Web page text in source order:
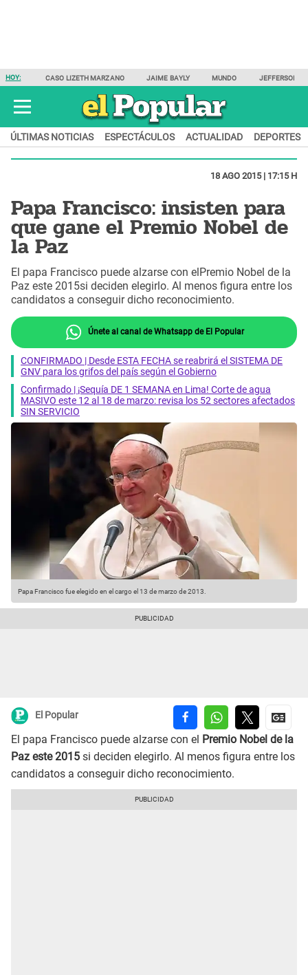
HOY: CASO LIZETH MARZANO JAIME BAYLY MUNDO JEFFERSON
ÚLTIMAS NOTICIAS ESPECTÁCULOS ACTUALIDAD DEPORTES
18 AGO 2015 | 17:15 H
Papa Francisco: insisten para
que gane el Premio Nobel de
la Paz
El papa Francisco puede alzarse con elPremio Nobel de la
Paz este 2015si deciden elegirlo. Al menos figura entre los
candidatos a conseguir dicho reconocimiento.
Únete al canal de Whatsapp de El Popular
CONFIRMADO | Desde ESTA FECHA se reabrirá el SISTEMA DE
GNV para los grifos del país según el Gobierno
Confirmado | ¡Sequía DE 1 SEMANA en Lima! Corte de agua
MASIVO este 12 al 18 de marzo: revisa los 52 sectores afectados
SIN SERVICIO
Papa Francisco fue elegido en el cargo el 13 de marzo de 2013.
El Popular
El papa Francisco puede alzarse con el Premio Nobel de la
Paz este 2015 si deciden elegirlo. Al menos figura entre los
candidatos a conseguir dicho reconocimiento.